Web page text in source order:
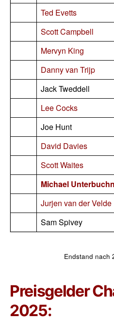
Ted Evetts
Scott Campbell
Mervyn King
Danny van Trijp
Jack Tweddell
Lee Cocks
Joe Hunt
David Davies
Scott Waites
Michael
Jurjen van der Velde
Sam Spivey
Endstand nach
Preisgelder
2025: